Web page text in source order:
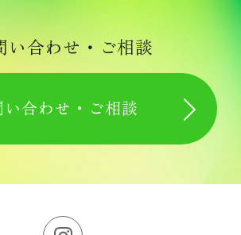
い合わせ・ご相談